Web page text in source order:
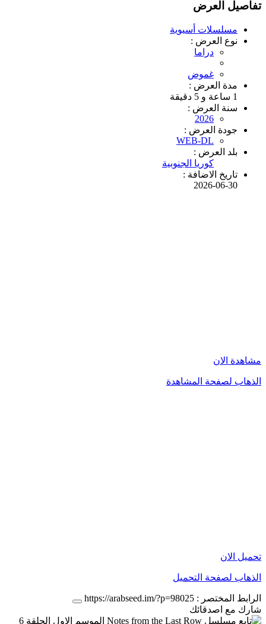
تفاصيل العرض
مسلسلات أسيوية
نوع العرض :
دراما
غموض
مدة العرض :
1 ساعة و 5 دقيقة
سنة العرض :
2026
جودة العرض :
WEB-DL
بلد العرض :
كوريا الجنوبية
تاريخ الاضافة :
2026-06-30
مشاهدة الان
الذهاب لصفحة المشاهدة
تحميل الان
الذهاب لصفحة التحميل
الرابط المختصر : https://arabseed.im/?p=98025
شارك مع اصدقائك